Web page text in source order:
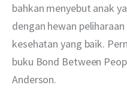
bahkan menyebut anak
dengan hewan
kesehatan yang baik.
buku Bond Between
Anderson.